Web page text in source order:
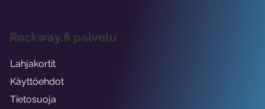
Rockway.fi palvelu
Lahjakortit
Käyttöehdot
Tietosuoja